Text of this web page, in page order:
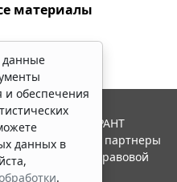
материалы
и обеспечения
данных в
.
Система ГАРАНТ
"Гарант" и ее партнеры
ассоциации правовой